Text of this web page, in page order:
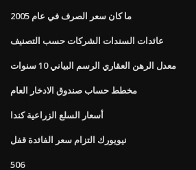
ما كان سعر الصرف في عام 2005
عائدات السندات الشركات حسب التصنيف
معدل الرهن العقاري الرسم البياني 10 سنوات
مخطط حساب صندوق الادخار العام
أسعار السلع الزراعية كندا
نيويورك التزام سعر الفائدة قفل
506